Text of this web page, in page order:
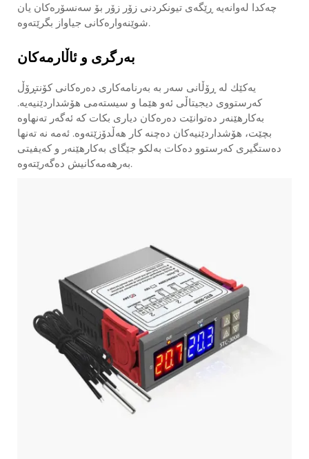
چەکدا لەوانەیە ڕێگەی تیونکردنی زۆر زۆر بۆ سەنسۆرەکان یان
شوێنەوارەکانی جیاواز بگرێتەوە.
بەرگری و ئاڵارمەکان
یه‌كێك له‌ ڕۆڵانی سه‌ر به‌ به‌رنامه‌كاری ده‌ره‌كانی كۆنتڕۆڵ
كه‌رستووی دیجیتاڵی ئه‌و هێما و سیسته‌می هۆشداردێنیه‌یه‌.
بەكارهێنەر ده‌توانێت ده‌ره‌كان دیاری بكات كه‌ ئه‌گه‌ر ته‌نهاوه‌
بچێت، هۆشداردێنیه‌كان ده‌چنە كار هه‌ڵدۆزێتەوه‌. ئه‌مه‌ نه‌ ته‌نها
ده‌ستگیری كه‌رستوو ده‌كات به‌لكو جێگای به‌كارهێنەر و كه‌یفیتی
به‌رهه‌مەكانیش ده‌گه‌رێتەوه‌.